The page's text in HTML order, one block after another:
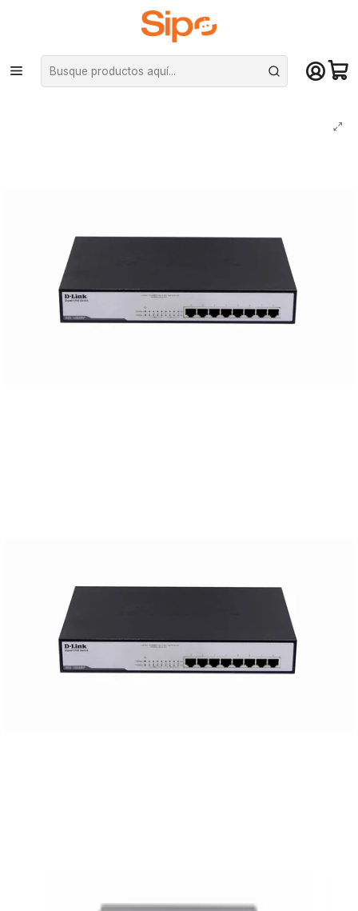
¡Compra hasta mediodía y recibe hoy! De lunes a sábado en el gran
Santiago. Envío gratis desde $29.990
Inicio Redes y conectividad Routers
Switch D-Link DGS-1008MP 8x puertos 10/100/1000Mbp PoEx 140W